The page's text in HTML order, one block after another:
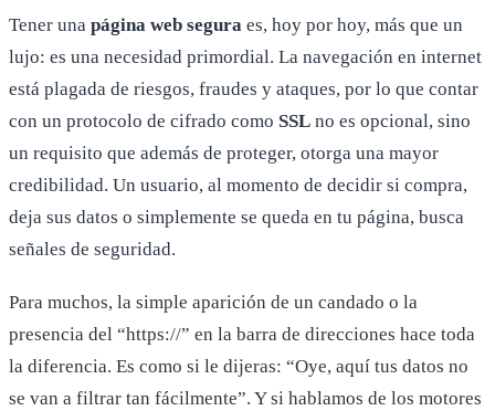
Tener una página web segura es, hoy por hoy, más que un
lujo: es una necesidad primordial. La navegación en internet
está plagada de riesgos, fraudes y ataques, por lo que contar
con un protocolo de cifrado como SSL no es opcional, sino
un requisito que además de proteger, otorga una mayor
credibilidad. Un usuario, al momento de decidir si compra,
deja sus datos o simplemente se queda en tu página, busca
señales de seguridad.
Para muchos, la simple aparición de un candado o la
presencia del “https://” en la barra de direcciones hace toda
la diferencia. Es como si le dijeras: “Oye, aquí tus datos no
se van a filtrar tan fácilmente”. Y si hablamos de los motores